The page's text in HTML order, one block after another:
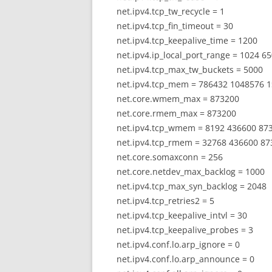
net.ipv4.tcp_tw _recycle = 1
net.ipv4.tcp_fin_timeout = 30
net.ipv4.tcp_keepalive_time = 1200
net.ipv4.ip_local_port_range = 1024
net.ipv4.tcp_max_tw_buckets = 5000
net.ipv4.tcp_mem = 786432 1048576
net.core.wmem_max = 873200
net.core.rmem_max = 873200
net.ipv4.tcp_wmem = 8192 436600
net.ipv4.tcp_rmem = 32768 436600
net.core.somaxconn = 256
net.core.netdev_max_backlog = 1000
net.ipv4.tcp_max_syn_backlog = 2048
net.ipv4.tcp_retries2 = 5
net.ipv4.tcp_keepalive_intvl = 30
net.ipv4.tcp_keepalive_probes = 3
net.ipv4.conf.lo.arp_ignore = 0
net.ipv4.conf.lo.arp_announce = 0